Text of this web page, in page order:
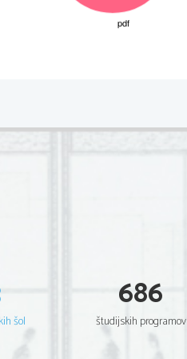
razumevanja in uporabe glasbenih
poslušanju, preverjamo njihove
uporabnega glasbenega znanja.
oziroma izbranih odlomkih iz
kritik, glasbenih zloženk,
šol
686
študijskih programov